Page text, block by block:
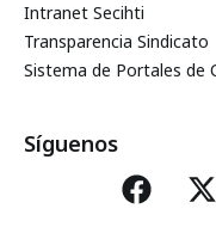
Intranet Secihti
Transparencia Sindicato
Sistema de Portales de
Síguenos